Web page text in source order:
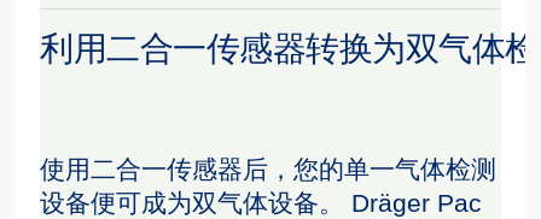
利用二合一传感器转换为双气体
使用二合一传感器后，您的单一气体检测
设备便可成为双气体设备。 Dräger Pac